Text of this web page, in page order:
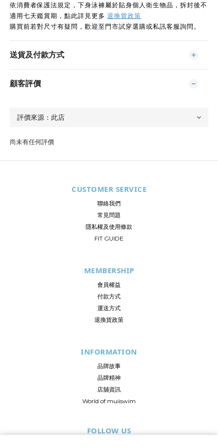
依消費者保護法規定，下身泳褲屬於貼身個人衛生物品，拆封後不
適用七天鑑賞期，點此詳見更多 退換貨政策
購買前若對尺寸有疑問，歡迎至門市試穿選購或私訊客服詢問。
送貨及付款方式
顧客評價
尚未有任何評價
CUSTOMER SERVICE
聯絡我們
常見問題
隱私權及使用條款
FIT GUIDE
MEMBERSHIP
會員權益
付款方式
運送方式
退換貨政策
INFORMATION
品牌故事
品牌精神
店舖資訊
World of muiiswim
FOLLOW US